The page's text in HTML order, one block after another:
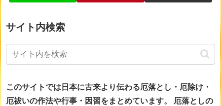
サイト内検索
このサイトでは日本に古来より伝わる厄落とし・厄除け・
厄祓いの作法や行事・因習をまとめています。
厄落としの